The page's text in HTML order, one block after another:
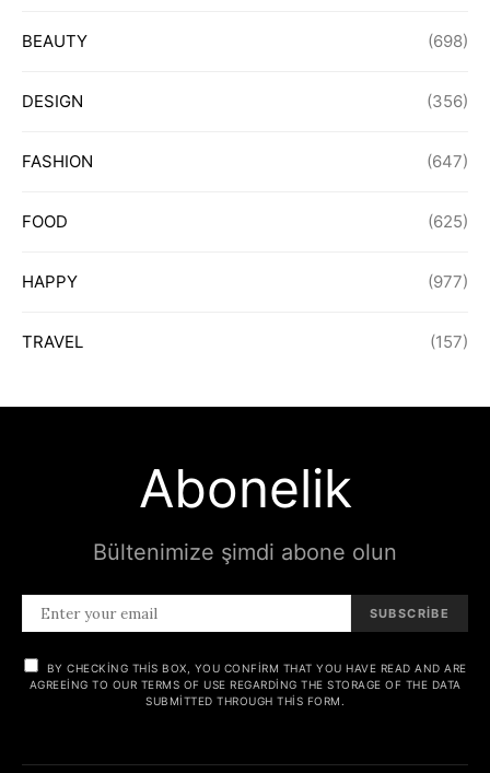
BEAUTY (698)
DESIGN (356)
FASHION (647)
FOOD (625)
HAPPY (977)
TRAVEL (157)
Abonelik
Bültenimize şimdi abone olun
SUBSCRIBE
BY CHECKING THIS BOX, YOU CONFIRM THAT YOU HAVE READ AND ARE
AGREEING TO OUR TERMS OF USE REGARDING THE STORAGE OF THE DATA
SUBMITTED THROUGH THIS FORM.